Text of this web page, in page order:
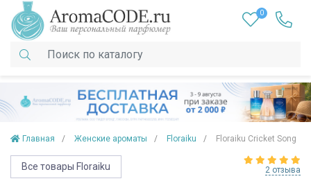
0
Главная Женские ароматы Floraiku Floraiku Cricket Song
Все товары Floraiku 2 отзыва